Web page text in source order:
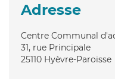
Adresse
Centre Communal
31, rue Principale
25110 Hyèvre-Paroisse